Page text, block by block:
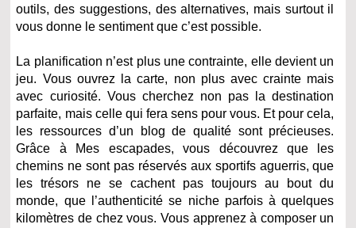
outils, des suggestions, des alternatives, mais surtout il
vous donne le sentiment que c’est possible.
La planification n’est plus une contrainte, elle devient un
jeu. Vous ouvrez la carte, non plus avec crainte mais
avec curiosité. Vous cherchez non pas la destination
parfaite, mais celle qui fera sens pour vous. Et pour cela,
les ressources d’un blog de qualité sont précieuses.
Grâce à Mes escapades, vous découvrez que les
chemins ne sont pas réservés aux sportifs aguerris, que
les trésors ne se cachent pas toujours au bout du
monde, que l’authenticité se niche parfois à quelques
kilomètres de chez vous. Vous apprenez à composer un